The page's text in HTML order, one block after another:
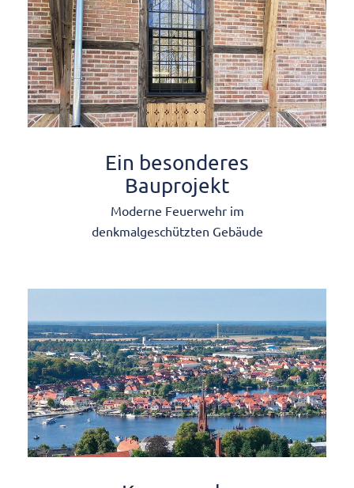
Ein besonderes
Bauprojekt
Moderne Feuerwehr im
denkmalgeschützten Gebäude